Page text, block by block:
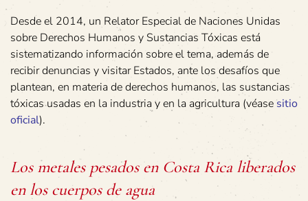
Desde el 2014, un Relator Especial de Naciones Unidas
sobre Derechos Humanos y Sustancias Tóxicas está
sistematizando información sobre el tema, además de
recibir denuncias y visitar Estados, ante los desafíos que
plantean, en materia de derechos humanos, las sustancias
tóxicas usadas en la industria y en la agricultura (véasesitio
oficial).
Los metales pesados en Costa Rica liberados
en los cuerpos de agua